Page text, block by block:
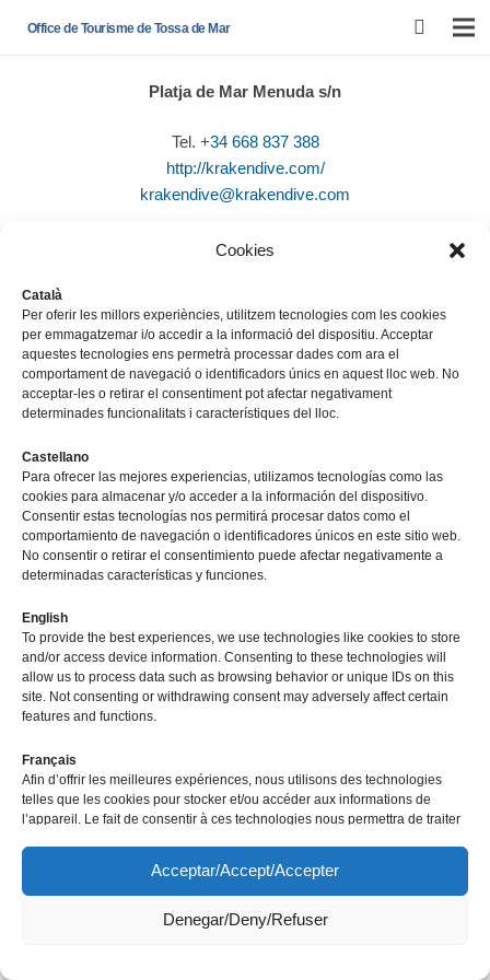
Cookies
Català
Per oferir les millors experiències, utilitzem tecnologies com les cookies
per emmagatzemar i/o accedir a la informació del dispositiu. Acceptar
aquestes tecnologies ens permetrà processar dades com ara el
comportament de navegació o identificadors únics en aquest lloc web. No
acceptar-les o retirar el consentiment pot afectar negativament
determinades funcionalitats i característiques del lloc.
Castellano
Para ofrecer las mejores experiencias, utilizamos tecnologías como las
cookies para almacenar y/o acceder a la información del dispositivo.
Consentir estas tecnologías nos permitirá procesar datos como el
comportamiento de navegación o identificadores únicos en este sitio web.
No consentir o retirar el consentimiento puede afectar negativamente a
determinadas características y funciones.
English
To provide the best experiences, we use technologies like cookies to store
and/or access device information. Consenting to these technologies will
allow us to process data such as browsing behavior or unique IDs on this
site. Not consenting or withdrawing consent may adversely affect certain
features and functions.
Français
Afin d’offrir les meilleures expériences, nous utilisons des technologies
telles que les cookies pour stocker et/ou accéder aux informations de
l’appareil. Le fait de consentir à ces technologies nous permettra de traiter
consentement peut avoir un effet négatif sur certaines fonctionnalités et
caractéristiques du site.
Acceptar/Accept/Accepter
Denegar/Deny/Refuser
Office de Tourisme de Tossa de Mar
Platja de Mar Menuda s/n
Tel. +34 668 837 388
http://krakendive.com/
krakendive@krakendive.com
Office de Tourisme de Tossa de Mar
Av. del Pelegrí, 25 – Edifici La Nau · 17320 – Tossa de Mar
Tel: + 00 34 972 340 108 · Mail: info@visittossa.com
Infos légales·Politique de cookies·Protection des données